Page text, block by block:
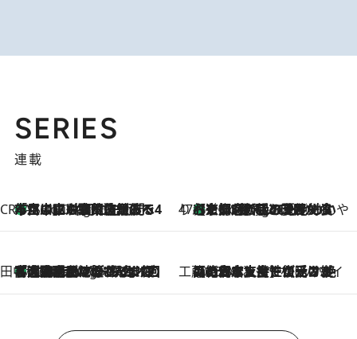
SERIES
連載
CREA'S CHOICE
1 Hour Ago
「立川にも歌舞伎があるんだよ」 片岡仁左衛門・市川中車ら豪華座組みで4年目の立川立飛歌舞伎へ 47都道府県の手みやげ ひんやりスイーツで夏を満喫
1 Hour Ago
【京都府】この夏絶対食べたい 冷やしておいしいおやつ3選 ひと口目から心を掴む新緑のテリーヌ
田中稲の勝手に再ブーム
6 Hours Ago
「湘南乃風に憧れて」観客大盛上がりの“タオル回し”に、ラッパー顔負けの高速歌唱まで…さだまさし（74）のアグレッシブすぎる現在地 工藤まやのおもてなしハワイ
2026.8.6
【ハワイ土産】ローカルの絶大な支持で復活！ 絶品の幻クッキー《元ファンの日本人女性が受け継いだ名店》